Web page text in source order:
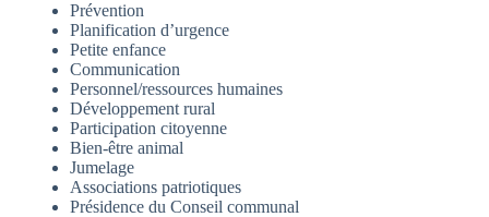
Prévention
Planification d’urgence
Petite enfance
Communication
Personnel/ressources humaines
Développement rural
Participation citoyenne
Bien-être animal
Jumelage
Associations patriotiques
Présidence du Conseil communal